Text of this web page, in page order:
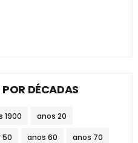
DÉCADAS
1900 anos 20
50 anos 60 anos 70